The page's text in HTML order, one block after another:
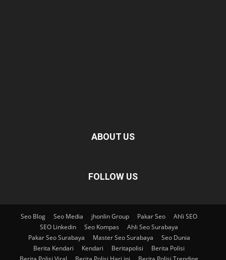
ABOUT US
FOLLOW US
Seo Blog Seo Media jhonlin Group Pakar Seo
Ahli SEO
SEO Linkedin
Seo Kompas
Ahli Seo Surabaya
Pakar Seo Surabaya
Master Seo Surabaya
Seo Dunia
Berita Kendari
Kendari Beritapolisi
Berita Polisi